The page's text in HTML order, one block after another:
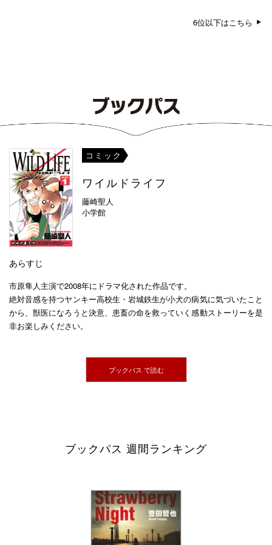
6位以下はこちら
コミック
ワイルドライフ
藤崎聖人
小学館
あらすじ
市原隼人主演で2008年にドラマ化された作品です。
絶対音感を持つヤンキー高校生・岩城鉄生が小犬の病気に気づいたこと
から、獣医になろうと決意、患畜の命を救っていく感動ストーリーを是
非お楽しみください。
ブックパス で読む
ブックパス 週間ランキング